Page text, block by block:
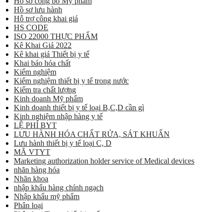
Hồ sơ lưu hành
Hỗ trợ công khai giá
HS CODE
ISO 22000 THỰC PHẨM
Kê Khai Giá 2022
Kê khai giá Thiết bị y tế
Khai báo hóa chất
Kiểm nghiệm
Kiểm nghiệm thiết bị y tế trong nước
Kiểm tra chất lượng
Kinh doanh Mỹ phẩm
Kinh doanh thiết bị y tế loại B,C,D cần gì
Kinh nghiệm nhập hàng y tế
LỆ PHÍ BYT
LƯU HÀNH HÓA CHẤT RỬA, SÁT KHUẨN
Lưu hành thiết bị y tế loại C, D
MÃ VTYT
Marketing authorization holder service of Medical devices
nhãn hàng hóa
Nhãn khoa
nhập khẩu hàng chính ngạch
Nhập khẩu mỹ phẩm
Phân loại